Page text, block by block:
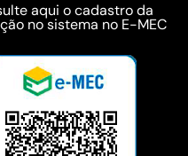
aqui o cadastro da
no sistema no E-MEC